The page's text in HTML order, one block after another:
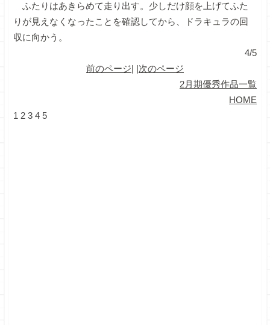
ふたりはあきらめて走り出す。少しだけ顔を上げてふた
りが見えなくなったことを確認してから、ドラキュラの回
収に向かう。
4/5
前のページ| |次のページ
2月期優秀作品一覧
HOME
1 2 3 4 5